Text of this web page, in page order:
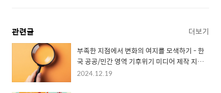
관련글 더보기
부족한 지점에서 변화의 여지를 모색하기 - 한
국 공공/민간 영역 기후위기 미디어 제작 지원
사례 탐구
2024.12.19